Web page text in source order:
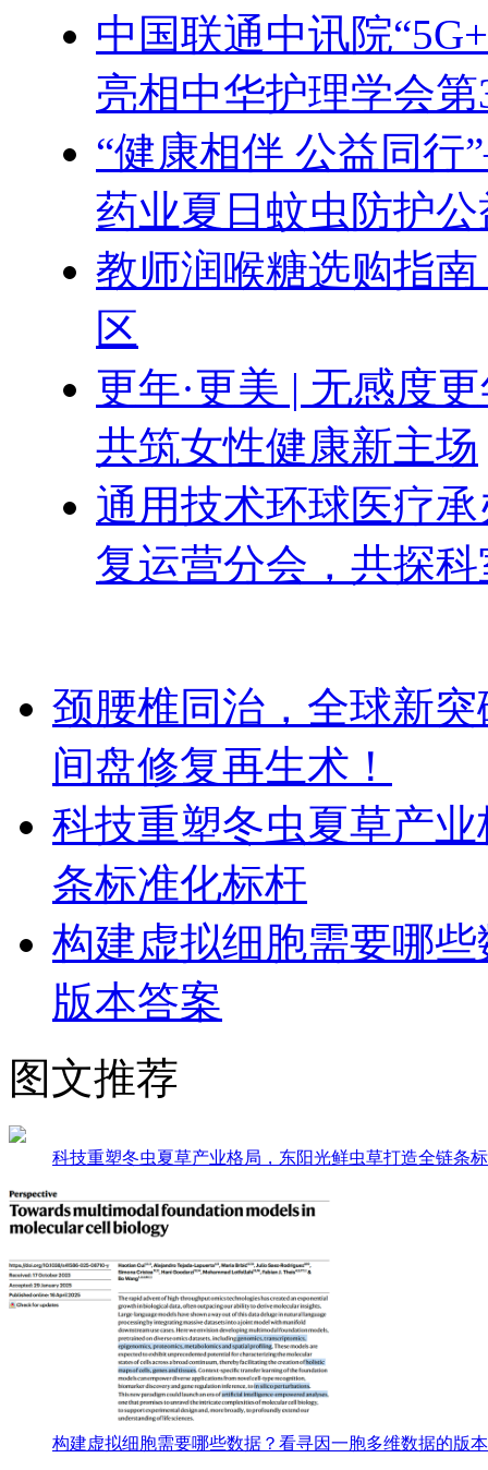
中国联通中讯院
亮相中华护理学会
“健康相伴 公益同
药业夏日蚊虫防护
教师润喉糖选购指
区
更年·更美 | 无感度
共筑女性健康新主场
通用技术环球医疗
复运营分会，共探
颈腰椎同治，全球新突
间盘修复再生术！
科技重塑冬虫夏草产
条标准化标杆
构建虚拟细胞需要哪
版本答案
图文推荐
科技重塑冬虫夏草产业格局，东阳光鲜虫草打造全链条
构建虚拟细胞需要哪些数据？看寻因一胞多维数据的版